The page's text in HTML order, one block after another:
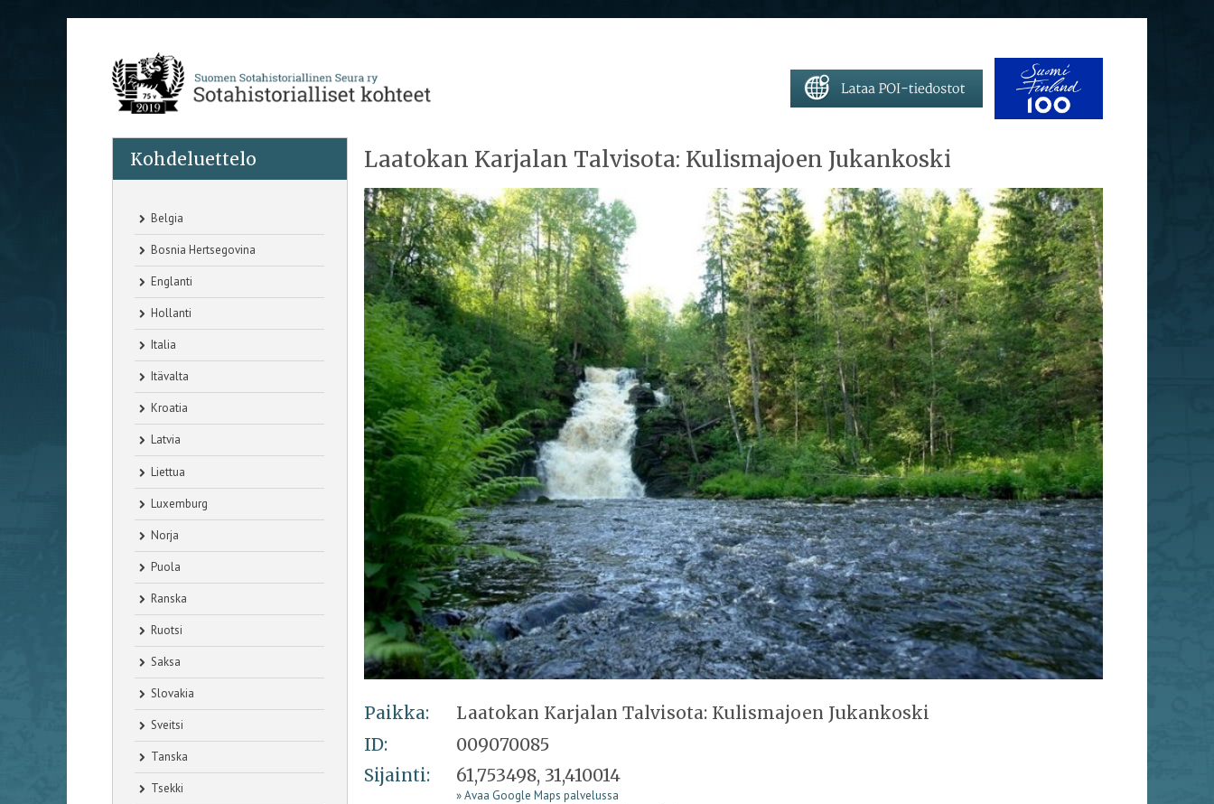
Kohdeluettelo
Belgia
Bosnia Hertsegovina
Englanti
Hollanti
Italia
Itävalta
Kroatia
Latvia
Liettua
Luxemburg
Norja
Puola
Ranska
Ruotsi
Saksa
Slovakia
Sveitsi
Tanska
Tsekki
Laatokan Karjalan Talvisota: Kulismajoen Jukankoski
Paikka:
Laatokan Karjalan Talvisota: Kulismajoen Jukankoski
ID:
009070085
Sijainti:
61,753498, 31,410014
» Avaa Google Maps palvelussa